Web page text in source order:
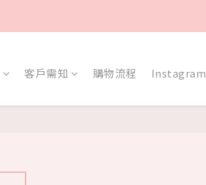
客戶需知 購物流程 Instagram